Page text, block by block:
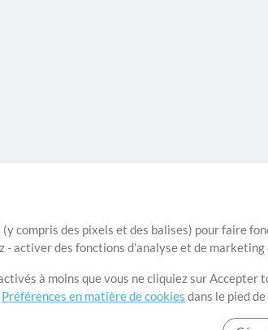
compris des pixels et des balises) pour faire
- activer des fonctions d'analyse et de
à moins que vous ne cliquiez sur Accepter
Préférences en matière de cookies dans le pied de